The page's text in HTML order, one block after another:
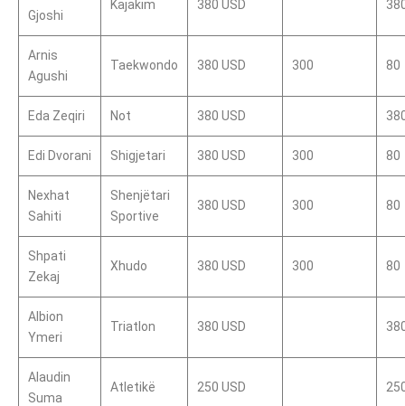
Gjoshi
Kajakim 380 USD
Arnis
Agushi
Taekwondo 380 USD 300 80
Eda Zeqiri Not 380 USD
Edi Dvorani Shigjetari 380 USD 300 80
Nexhat
Sahiti
Shenjëtari
Sportive
380 USD 300 80
Shpati
Zekaj
Xhudo 380 USD 300 80
Albion
Ymeri
Triatlon 380 USD
Alaudin
Suma
Atletikë 250 USD